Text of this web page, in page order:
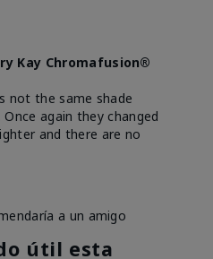
Kay Chromafusion®
not the same shade
again they changed
and there are no
a un amigo
útil esta